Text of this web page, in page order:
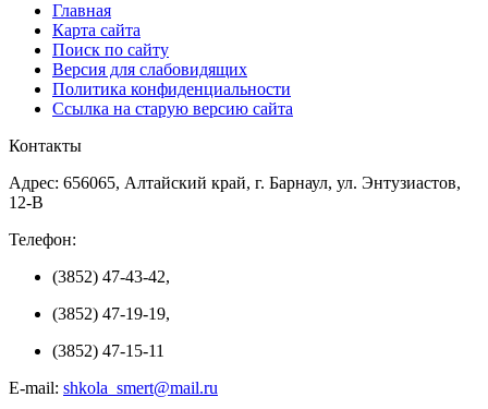
Главная
Карта сайта
Поиск по сайту
Версия для слабовидящих
Политика конфиденциальности
Ссылка на старую версию сайта
Контакты
Адрес: 656065, Алтайский край, г. Барнаул, ул. Энтузиастов,
12-В
Телефон:
(3852) 47-43-42,
(3852) 47-19-19,
(3852) 47-15-11
E-mail: shkola_smert@mail.ru